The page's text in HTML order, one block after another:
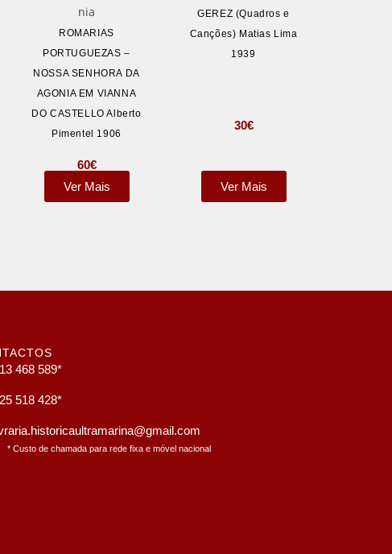
ROMARIAS
PORTUGUEZAS –
NOSSA SENHORA DA
AGONIA EM VIANNA
DO CASTELLO Alberto
Pimentel 1906
60€
Ver Mais
GEREZ (Quadros e
Canções) Matias Lima
1939
30€
Ver Mais
468 589*
518 428*
* Custo de chamada para rede fixa e móvel nacional